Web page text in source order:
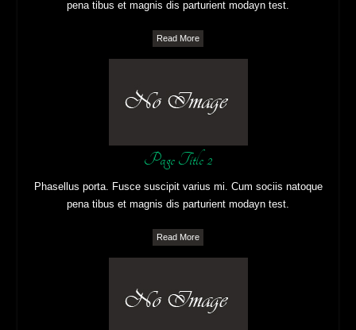
pena tibus et magnis dis parturient modayn test.
Read More
Page Title 2
Phasellus porta. Fusce suscipit varius mi. Cum sociis natoque
pena tibus et magnis dis parturient modayn test.
Read More